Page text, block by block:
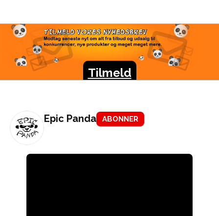
TILMELD VORES
NYHEDSBREV
Modtag seneste nyt om alt fra tilbud og udsalg til
konkurrencer, nye produkter og meget meget mere.
Tilmeld
Epic Panda ABONNER